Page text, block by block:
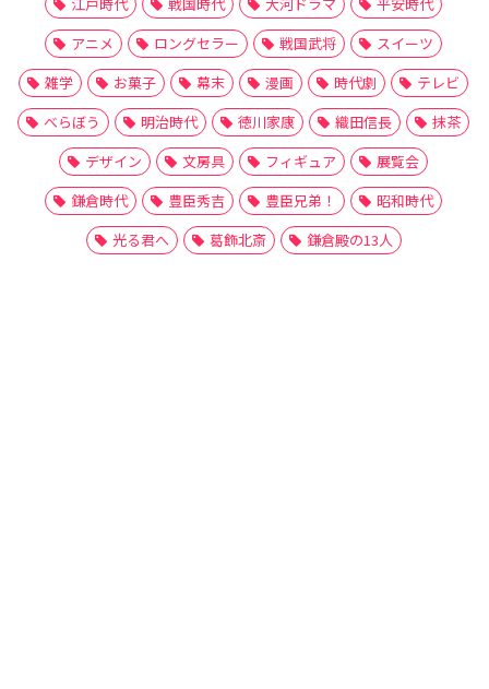
アニメ
ロングセラー 戦国武将
スイーツ
雑学
お菓子 幕末 漫画 時代劇
テレビ
べらぼう
明治時代 徳川家康 織田信長
抹茶
デザイン
文房具 フィギュア
展覧会
鎌倉時代
豊臣秀吉 豊臣兄弟！
昭和時代
光る君へ
葛飾北斎 鎌倉殿の13人